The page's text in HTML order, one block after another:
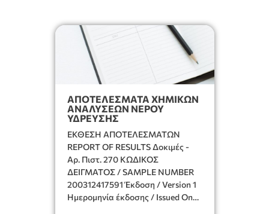
ΑΠΟΤΕΛΕΣΜΑΤΑ ΧΗΜΙΚΩΝ
ΑΝΑΛΥΣΕΩΝ ΝΕΡΟΥ
ΥΔΡΕΥΣΗΣ
ΕΚΘΕΣΗ ΑΠΟΤΕΛΕΣΜΑΤΩΝ
REPORT OF RESULTS Δοκιμές -
Αρ. Πιστ. 270 ΚΩΔΙΚΟΣ
ΔΕΙΓΜΑΤΟΣ / SAMPLE NUMBER
200312417591 Έκδοση / Version 1
Ημερομηνία έκδοσης / Issued On